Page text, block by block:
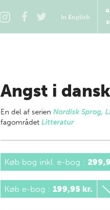
In English
Angst i
En del af serien Nordisk Sprog,
fagområdet Litteratur
Køb bog inkl. e-bog :
Køb e-bog : 199,95 kr.